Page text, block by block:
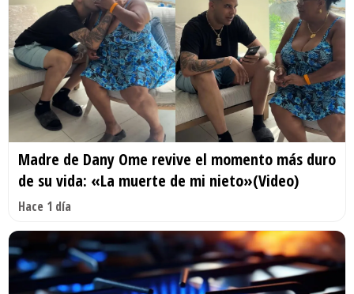
Madre de Dany Ome revive el momento más duro
de su vida: «La muerte de mi nieto»(Video)
Hace 1 día